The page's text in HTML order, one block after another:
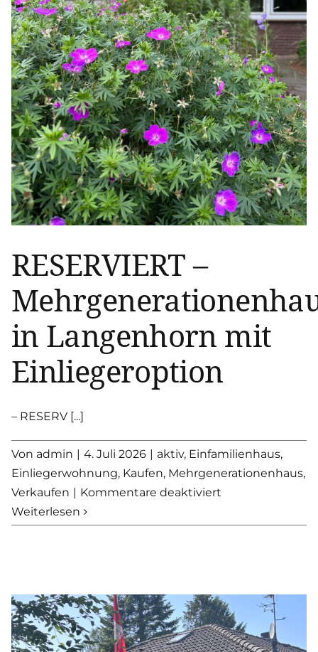
RESERVIERT –
in Langenhorn mit
Einliegeroption
– RESERV [...]
Von admin | 4. Juli 2026 | aktiv, Einfamilienhaus,
Einliegerwohnung, Kaufen, Mehrgenerationenhaus,
Verkaufen | Kommentare deaktiviert
mit
Einliegeroption
Weiterlesen